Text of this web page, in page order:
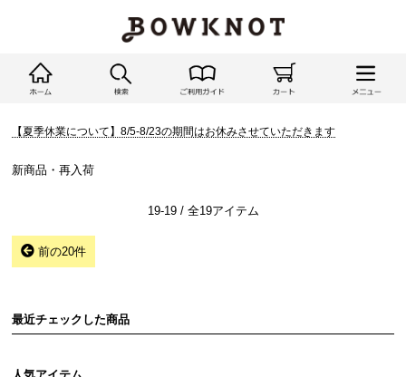
【夏季休業について】8/5-8/23の期間はお休みさせていただきます
新商品・再入荷
19-19 / 全19アイテム
前の20件
最近チェックした商品